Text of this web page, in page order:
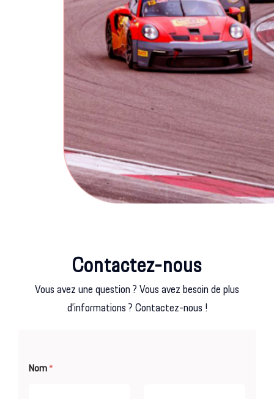
Contactez-nous
Vous avez une question ? Vous avez besoin de plus
d’informations ? Contactez-nous !
Nom*